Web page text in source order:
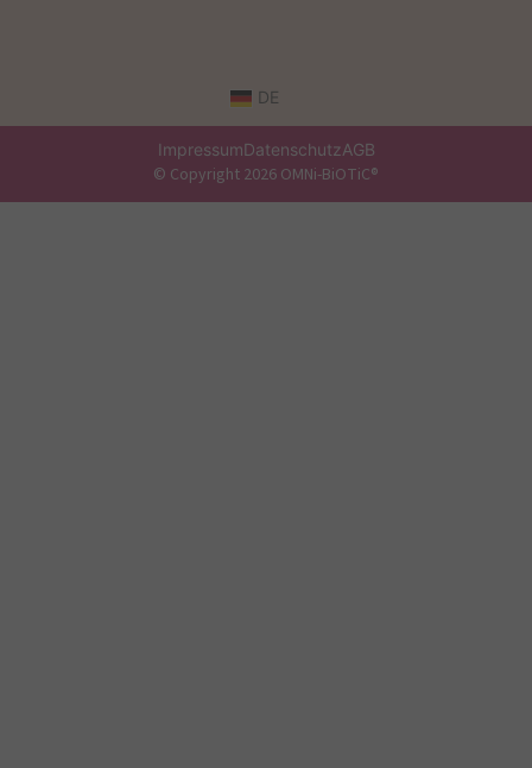
DE
ImpressumDatenschutzAGB
© Copyright 2026 OMNi-BiOTiC®